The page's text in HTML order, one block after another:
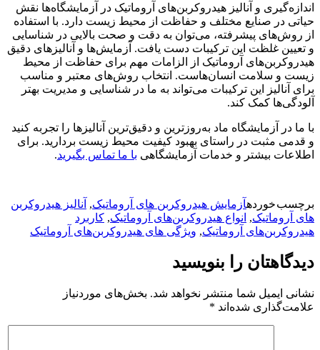
اندازه‌گیری و آنالیز هیدروکربن‌های آروماتیک در آزمایشگاه‌ها نقش
حیاتی در صنایع مختلف و حفاظت از محیط زیست دارد. با استفاده
از روش‌های پیشرفته، می‌توان به دقت و صحت بالایی در شناسایی
و تعیین غلظت این ترکیبات دست یافت. آزمایش‌ها و آنالیزهای دقیق
هیدروکربن‌های آروماتیک از الزامات مهم برای حفاظت از محیط
زیست و سلامت انسان‌هاست. انتخاب روش‌های معتبر و مناسب
برای آنالیز این ترکیبات می‌تواند به ما در شناسایی و مدیریت بهتر
آلودگی‌ها کمک کند.
با ما در آزمایشگاه ماد به‌روزترین و دقیق‌ترین آنالیزها را تجربه کنید
و قدمی مثبت در راستای بهبود کیفیت محیط زیست بردارید. برای
اطلاعات بیشتر و خدمات آزمایشگاهی با ما تماس بگیرید.
برچسب خوردهآزمایش هیدروکربن های آروماتیک, آنالیز هیدروکربن
های آروماتیک, انواع هیدروکربن‌های آروماتیک, کاربرد
هیدروکربن‌های آروماتیک, ویژگی های هیدروکربن‌های آروماتیک
دیدگاهتان را بنویسید
نشانی ایمیل شما منتشر نخواهد شد. بخش‌های موردنیاز
علامت‌گذاری شده‌اند *